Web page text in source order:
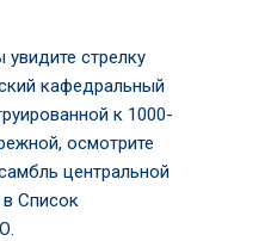
увидите стрелку
кафедральный
к 1000-
осмотрите
центральной
в Список